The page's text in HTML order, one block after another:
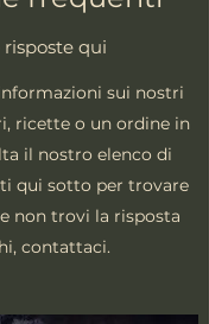
risposte qui
sui nostri
ricette o un ordine in
il nostro elenco di
qui sotto per trovare
non trovi la risposta
contattaci.